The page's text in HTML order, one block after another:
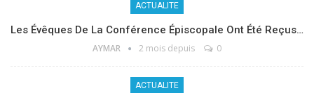
ACTUALITE
Les Évêques De La Conférence Épiscopale Ont Été Reçus…
AYMAR 2 mois depuis 0
ACTUALITE